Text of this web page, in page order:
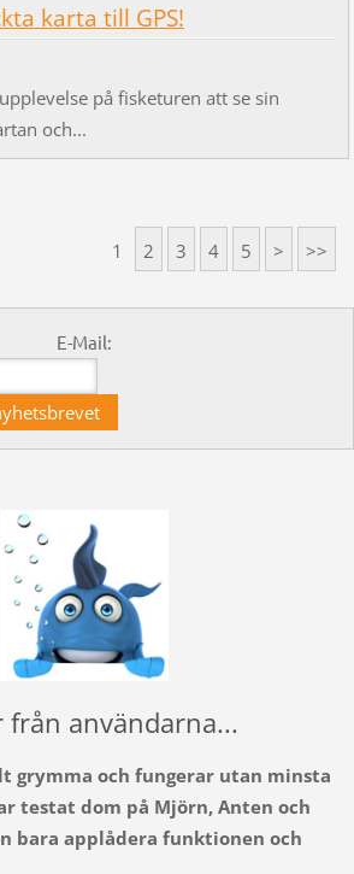
karta till GPS!
på fisketuren att se sin
och...
1 2 3 4 5 > >>
E-Mail:
från användarna...
grymma och fungerar utan minsta
testat dom på Mjörn, Anten och
bara applådera funktionen och